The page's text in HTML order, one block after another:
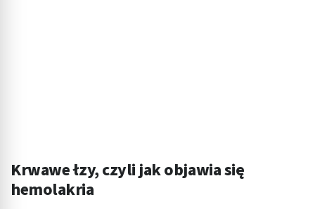
Krwawe łzy, czyli jak objawia się
hemolakria